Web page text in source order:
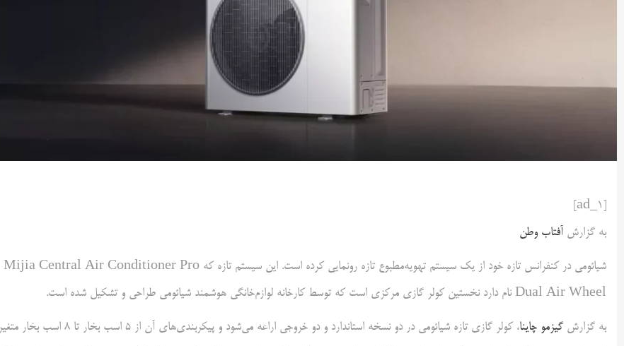
به گزارش آفتاب وطن
شیائومی در کنفرانس تازه خود از یک سیستم تهویه‌مطبوع تازه رونمایی کرده است. این سیستم تازه که Mijia Central Air Conditioner Pro
Dual Air Wheel نام دارد نخستین کولر گازی مرکزی است که توسط کارخانه لوازم‌خانگی هوشمند شیائومی طراحی و تشکیل شده است.
به گزارش گیزمو چاینا
، کولر گازی تازه شیائومی در دو نسخه استاندارد و دو خروجی اراعه می‌شود و پیکربندی‌های آن از ۵ اسب بخار تا ۸ اسب بخار متغیر